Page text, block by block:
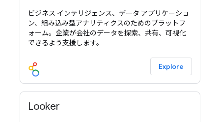
ビジネス インテリジェンス、データ アプリケーショ
ン、組み込み型アナリティクスのためのプラットフ
ォーム。企業が会社のデータを探索、共有、可視化
できるよう支援します。
Explore
Looker